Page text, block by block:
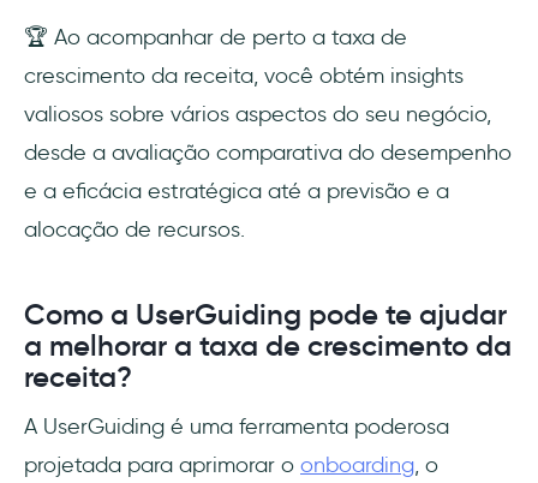
🏆 Ao acompanhar de perto a taxa de
crescimento da receita, você obtém insights
valiosos sobre vários aspectos do seu negócio,
desde a avaliação comparativa do desempenho
e a eficácia estratégica até a previsão e a
alocação de recursos.
Como a UserGuiding pode te ajudar
a melhorar a taxa de crescimento da
receita?
A UserGuiding é uma ferramenta poderosa
projetada para aprimorar o onboarding, o